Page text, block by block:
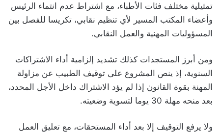
تمثيلية مختلف فئات الأطباء، مع اشتراط عدم انتماء الرئيس
وأعضاء المكتب المسير لأي تنظيم نقابي، تكريسا للفصل بين
المسؤوليات المهنية والعمل النقابي.
ومن أبرز المستجدات كذلك تشديد إلزامية أداء الاشتراكات
السنوية، إذ ينص المشروع على توقيف الطبيب عن مزاولة
المهنة بقوة القانون إذا لم يؤد الاشتراك داخل الأجل المحدد،
بعد منحه مهلة 30 يوما لتسوية وضعيته.
ولا يرفع التوقيف إلا بعد أداء المستحقات، مع تعليق العمل